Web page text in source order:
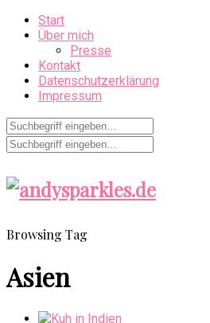
Start
Über mich
Presse
Kontakt
Datenschutzerklärung
Impressum
Browsing Tag
Asien